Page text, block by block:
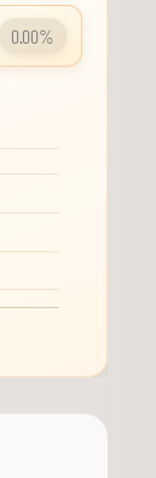
0.00%